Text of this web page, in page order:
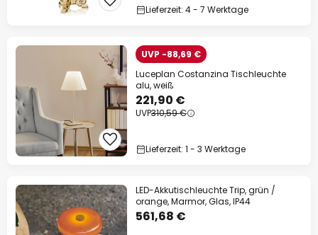
Lieferzeit: 4 - 7 Werktage
UVP -88,69 €
Luceplan Costanzina Tischleuchte
alu, weiß
221,90 €
UVP310,59 €
Lieferzeit: 1 - 3 Werktage
LED-Akkutischleuchte Trip, grün /
orange, Marmor, Glas, IP44
561,68 €